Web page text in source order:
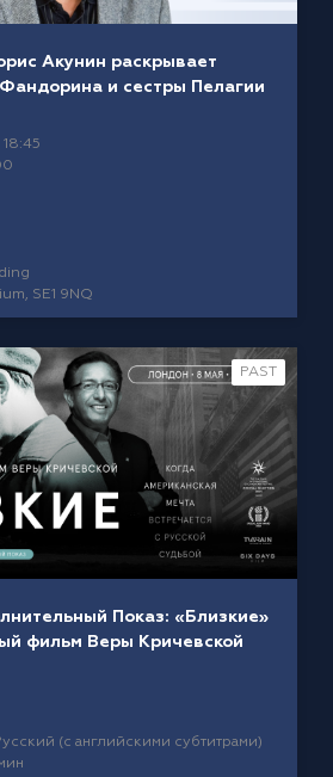
Акунин раскрывает
и сестры Пелагии
SE1 9NQ
PAST
Показ: «Близкие»
фильм Веры Кричевской
(с английскими субтитрами)